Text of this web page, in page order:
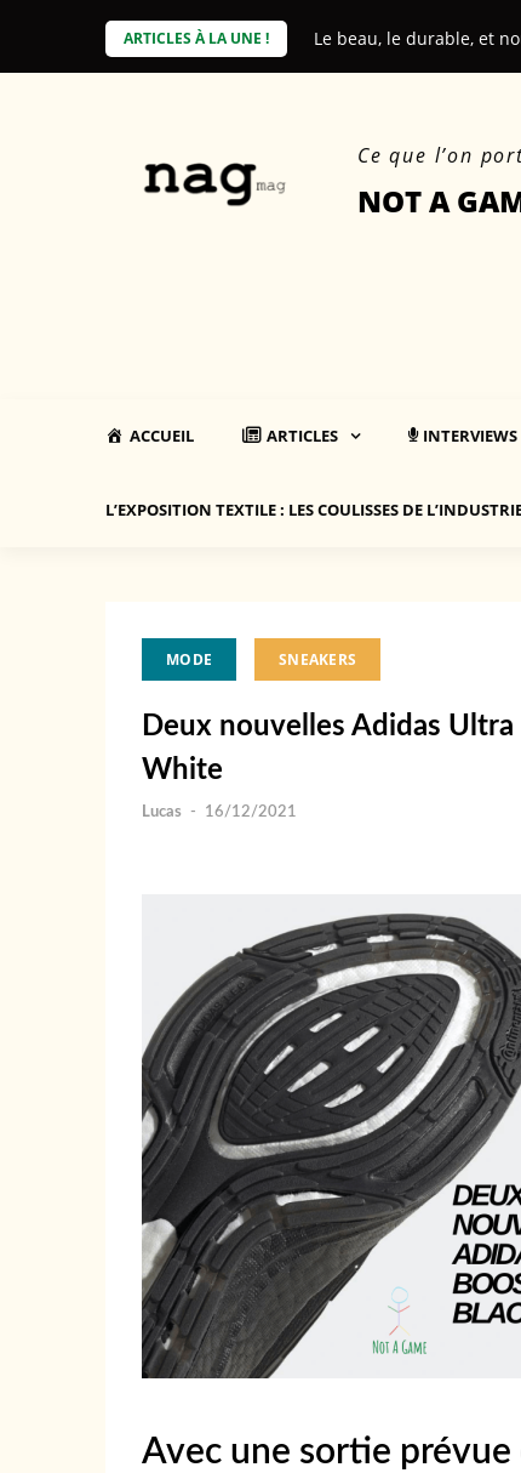
ARTICLES À LA UNE ! Le beau, le durable, et
Affichage
Ce que l’on
NOT A
ACCUEIL ARTICLES INTERVIEWS
L’EXPOSITION TEXTILE : LES COULISSES DE
MODE SNEAKERS
Deux nouvelles Adidas
White
Lucas - 16/12/2021
Avec une sortie prévue